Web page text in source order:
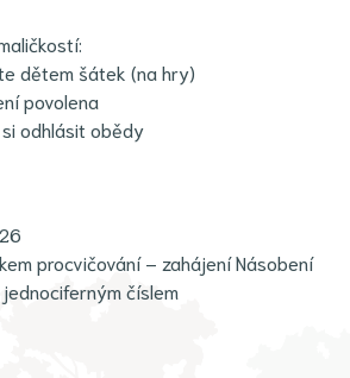
dětem šátek (na hry)
povolena
odhlásit obědy
procvičování – zahájení Násobení
číslem